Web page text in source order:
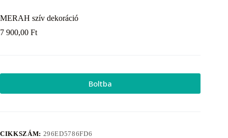
MERAH szív dekoráció
7 900,00 Ft
Boltba
CIKKSZÁM: 296ED5786FD6